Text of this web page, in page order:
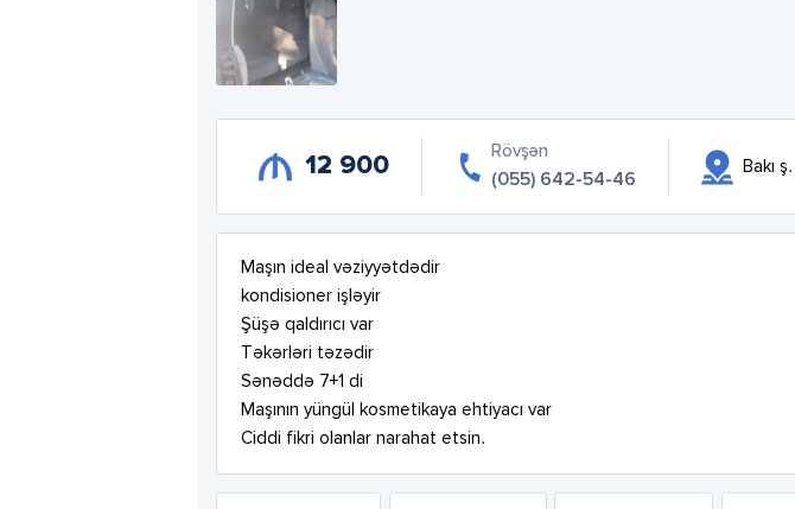
12 900
Rövşən
(055) 642-54-46
Bakı ş.
Maşın ideal vəziyyətdədir
kondisioner işləyir
Şüşə qaldırıcı var
Təkərləri təzədir
Sənəddə 7+1 di
Maşının yüngül kosmetikaya ehtiyacı var
Ciddi fikri olanlar narahat etsin.